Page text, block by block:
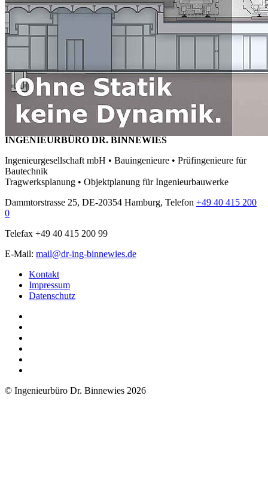
INGENIEURBÜRO DR. BINNEWIES
Ingenieurgesellschaft mbH • Bauingenieure • Prüfingenieure für
Bautechnik
Tragwerksplanung • Objektplanung für Ingenieurbauwerke
Dammtorstrasse 25, DE-20354 Hamburg, Telefon +49 40 415 200
0
Telefax +49 40 415 200 99
E-Mail: mail@dr-ing-binnewies.de
Kontakt
Impressum
Datenschutz
© Ingenieurbüro Dr. Binnewies 2026